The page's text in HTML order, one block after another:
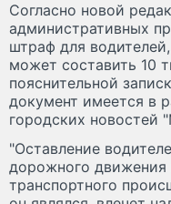
Согласно новой
административных
штраф для
может составить 10
пояснительной
документ имеется в
городских новостей
"Оставление
дорожного
транспортного